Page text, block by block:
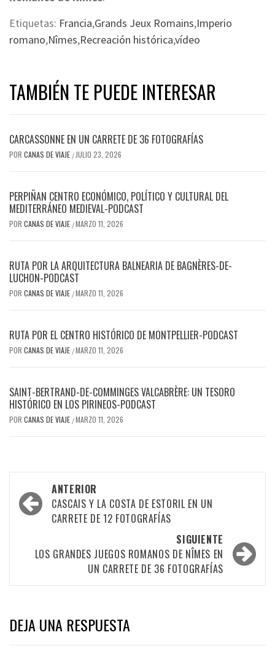
Etiquetas: Francia,Grands Jeux Romains,Imperio
romano,Nîmes,Recreación histórica,vídeo
TAMBIÉN TE PUEDE INTERESAR
CARCASSONNE EN UN CARRETE DE 36 FOTOGRAFÍAS
POR CANAS DE VIAJE / JULIO 23, 2026
PERPIÑAN CENTRO ECONÓMICO, POLÍTICO Y CULTURAL DEL
MEDITERRÁNEO MEDIEVAL-PODCAST
POR CANAS DE VIAJE /MARZO 11, 2026
RUTA POR LA ARQUITECTURA BALNEARIA DE BAGNÈRES-DE-
LUCHON-PODCAST
POR CANAS DE VIAJE /MARZO 11, 2026
RUTA POR EL CENTRO HISTÓRICO DE MONTPELLIER-PODCAST
POR CANAS DE VIAJE /MARZO 11, 2026
SAINT-BERTRAND-DE-COMMINGES VALCABRÈRE: UN TESORO
HISTÓRICO EN LOS PIRINEOS-PODCAST
POR CANAS DE VIAJE /MARZO 11, 2026
ANTERIOR
CASCAIS Y LA COSTA DE ESTORIL EN UN
CARRETE DE 12 FOTOGRAFÍAS
SIGUIENTE
LOS GRANDES JUEGOS ROMANOS DE NÎMES EN
UN CARRETE DE 36 FOTOGRAFÍAS
DEJA UNA RESPUESTA